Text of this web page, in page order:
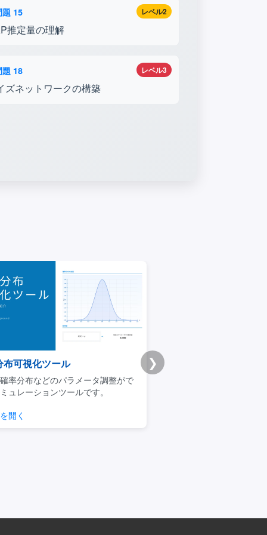
レベル2
題 15
推定量の理解
レベル3
題 18
ズネットワークの構築
❯
布可視化ツール
率分布などのパラメータ調整がで
ュレーションツールです。
開く